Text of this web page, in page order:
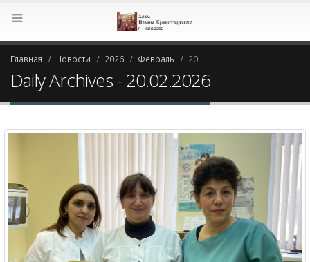
Главная Новости 2026 Февраль 20
Daily Archives - 20.02.2026